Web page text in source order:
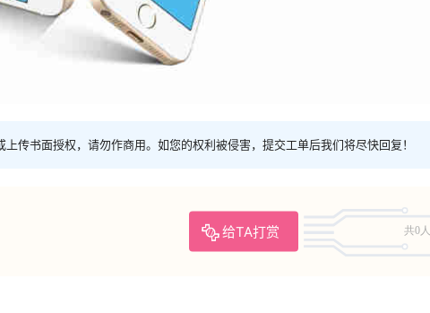
传书面授权，请勿作商用。如您的权利被侵害，提交工单后我们将尽快回复！
给TA打赏 共0人